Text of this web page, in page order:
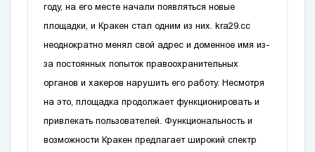
году, на его месте начали появляться новые
площадки, и Кракен стал одним из них.kra29.cc
неоднократно менял свой адрес и доменное имя из-
за постоянных попыток правоохранительных
органов и хакеров нарушить его работу. Несмотря
на это, площадка продолжает функционировать и
привлекать пользователей. Функциональность и
возможности Кракен предлагает широкий спектр